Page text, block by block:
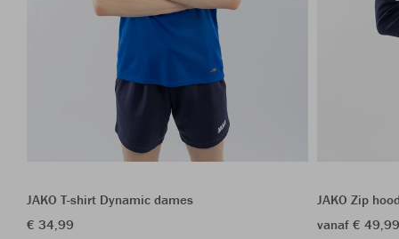
JAKO T-shirt Dynamic dames
€ 34,99
JAKO Zip
vanaf €